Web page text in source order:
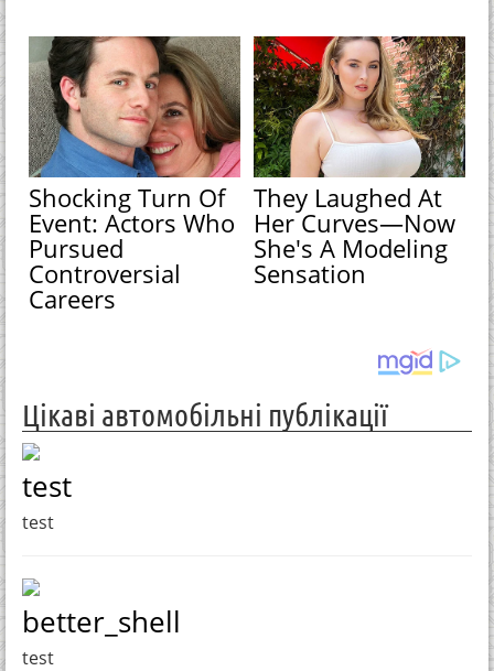
Shocking Turn Of
Event: Actors Who
Pursued
Controversial
Careers
They Laughed At
Her Curves—Now
She's A Modeling
Sensation
Цікаві автомобільні публікації
test
test
better_shell
test